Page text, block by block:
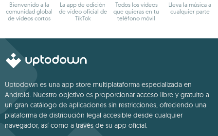
Bienvenido a la
comunidad global
de vídeos cortos
La app de edición
de vídeo oficial de
TikTok
Todos los vídeos
que quieras en tu
teléfono móvil
Lleva la música a
cualquier parte
Uptodown es una app store multiplataforma especializada en
Android. Nuestro objetivo es proporcionar acceso libre y gratuito a
un gran catálogo de aplicaciones sin restricciones, ofreciendo una
plataforma de distribución legal accesible desde cualquier
navegador, así como a través de su app oficial.